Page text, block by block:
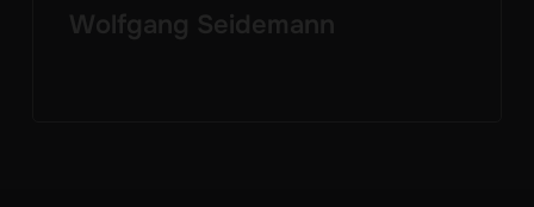
Wolfgang Seidemann